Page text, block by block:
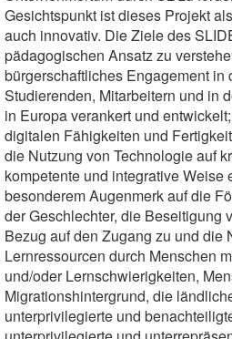
Gesichtspunkt ist dieses Projekt
auch innovativ. Die Ziele des
pädagogischen Ansatz zu
bürgerschaftliches Engagement
Studierenden, Mitarbeitern und in
in Europa verankert und
digitalen Fähigkeiten und
die Nutzung von Technologie auf
kompetente und integrative Weise
besonderem Augenmerk auf die
der Geschlechter, die Beseitigung
Bezug auf den Zugang zu und die
Lernressourcen durch Menschen
und/oder Lernschwierigkeiten,
Migrationshintergrund, die
unterprivilegierte und